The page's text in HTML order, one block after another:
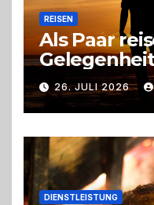
REISEN
Als Paar
zu26. JULI 2026
DIENSTLEISTUNG